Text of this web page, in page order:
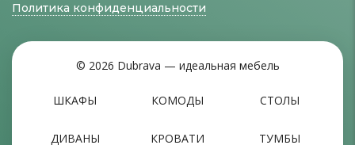
Политика конфиденциальности
© 2026 Dubrava — идеальная мебель
ШКАФЫ КОМОДЫ СТОЛЫ
ДИВАНЫ КРОВАТИ ТУМБЫ